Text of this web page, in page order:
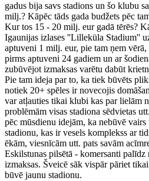
gadus bija savs stadions un šo klubu
milj.? Kāpēc tāds gada budžets pēc
Kur tos 15 - 20 milj. eur gadā tērēs?
Igaunijas izlases ''Lilleküla Stadium''
aptuveni 1 milj. eur, pie tam ņem
pirms aptuveni 24 gadiem un ar
zubūvējot izmaksas varētu dabūt
Pie tam ideja par to, ka tiek būvēts
notiek 20+ spēles ir novecojis
var atļauties tikai klubi kas par lielām
problēmām visas stadiona sēdvietas
pēc mūsdienu idejām, ka nebūvē
stadionu, kas ir vesels komplekss ar
ēkām, viesnīcām utt. pats savām
Eskilstunas pilsētā - komersanti palīdz
izmaksas. Šveicē sāk vispār pāriet
būvē jaunu stadionu.